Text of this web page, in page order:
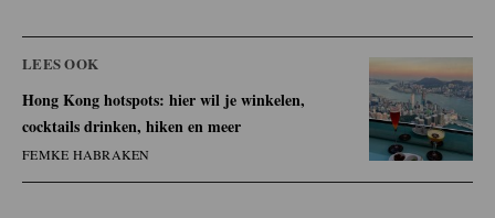
LEES OOK
Hong Kong hotspots: hier wil je winkelen,
cocktails drinken, hiken en meer
FEMKE HABRAKEN